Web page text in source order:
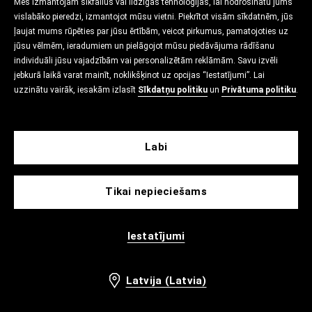
Mēs izmantojam sīkfailus vai līdzīgas tehnoloģijas, lai nodrošinātu jums
vislabāko pieredzi, izmantojot mūsu vietni. Piekrītot visām sīkdatnēm, jūs
ļaujat mums rūpēties par jūsu ērtībām, veicot pirkumus, pamatojoties uz
jūsu vēlmēm, ieradumiem un pielāgojot mūsu piedāvājuma rādīšanu
individuāli jūsu vajadzībām vai personalizētām reklāmām. Savu izvēli
jebkurā laikā varat mainīt, noklikšķinot uz opcijas “Iestatījumi”. Lai
uzzinātu vairāk, iesakām izlasīt Sīkdatņu politiku un Privātuma politiku.
Tikai nepieciešams
Iestatījumi
Labi
Latvija (Latvia)